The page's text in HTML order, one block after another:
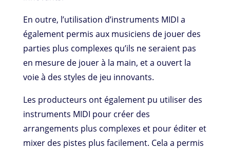
En outre, l’utilisation d’instruments MIDI a
également permis aux musiciens de jouer des
parties plus complexes qu’ils ne seraient pas
en mesure de jouer à la main, et a ouvert la
voie à des styles de jeu innovants.
Les producteurs ont également pu utiliser des
instruments MIDI pour créer des
arrangements plus complexes et pour éditer et
mixer des pistes plus facilement. Cela a permis